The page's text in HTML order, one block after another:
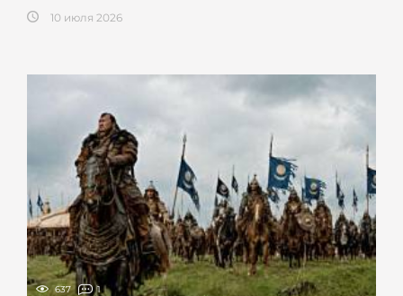
10 июля 2026
637 1